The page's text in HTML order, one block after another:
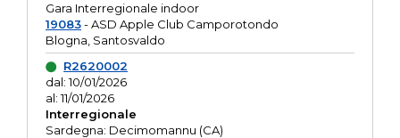
Gara Interregionale indoor
19083- ASD Apple Club Camporotondo
Blogna, Santosvaldo
R2620002
dal: 10/01/2026
al: 11/01/2026
Interregionale
Sardegna: Decimomannu (CA)